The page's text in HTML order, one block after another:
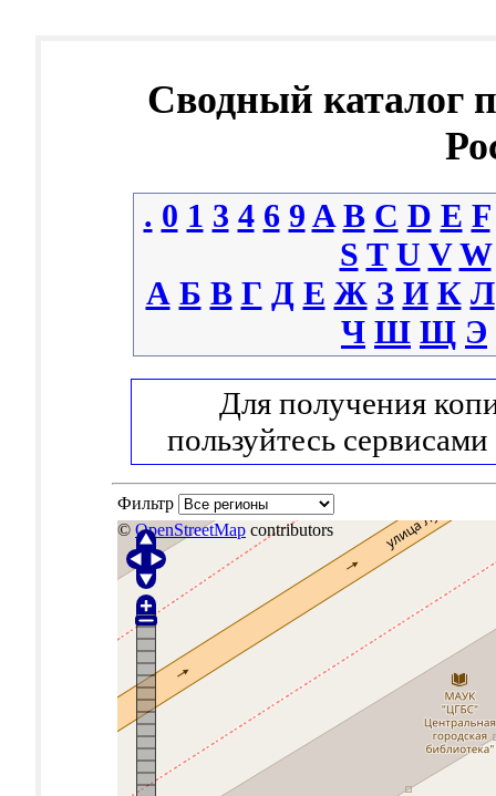
Сводный каталог
. 0 1 3 4 6 9 A B C D E F
S T U V W
А Б В Г Д Е Ж З И К Л
Ч Ш Щ Э
Для получения
пользуйтесь сервисами
Фильтр
© OpenStreetMap contributors